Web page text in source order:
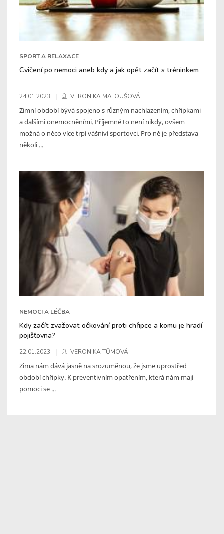
SPORT A RELAXACE
Cvičení po nemoci aneb kdy a jak opět začít s tréninkem
24.01.2023 VERONIKA MATOUŠOVÁ
Zimní období bývá spojeno s různým nachlazením, chřipkami
a dalšími onemocněními. Příjemné to není nikdy, ovšem
možná o něco více trpí vášniví sportovci. Pro ně je představa
několi ...
NEMOCI A LÉČBA
Kdy začít zvažovat očkování proti chřipce a komu je hradí
pojišťovna?
22.01.2023 VERONIKA TŮMOVÁ
Zima nám dává jasně na srozuměnou, že jsme uprostřed
období chřipky. K preventivním opatřením, která nám mají
pomoci se ...